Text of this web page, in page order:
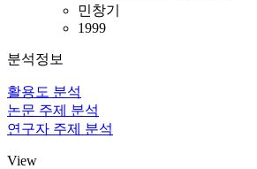
민창기
1999
분석정보
활용도 분석
논문 주제 분석
연구자 주제 분석
View